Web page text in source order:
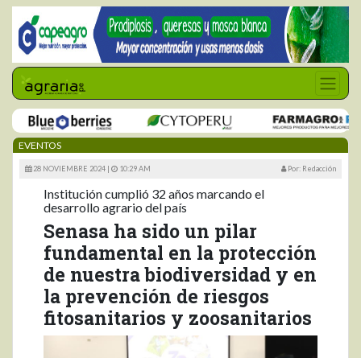
EVENTOS
28 NOVIEMBRE 2024 | 10:29 AM Por: Redacción
Institución cumplió 32 años marcando el
desarrollo agrario del país
Senasa ha sido un pilar
fundamental en la protección
de nuestra biodiversidad y en
la prevención de riesgos
fitosanitarios y zoosanitarios